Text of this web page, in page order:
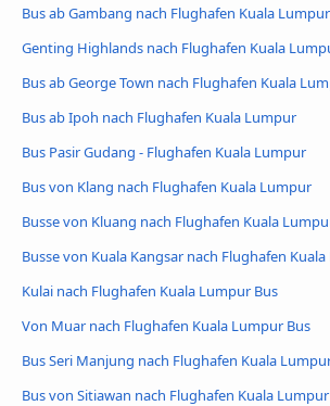
Bus ab Gambang nach Flughafen Kuala Lumpur
Genting Highlands nach Flughafen Kuala
Bus ab George Town nach Flughafen Kuala
Bus ab Ipoh nach Flughafen Kuala Lumpur
Bus Pasir Gudang - Flughafen Kuala Lumpur
Bus von Klang nach Flughafen Kuala Lumpur
Busse von Kluang nach Flughafen Kuala
Busse von Kuala Kangsar nach Flughafen
Kulai nach Flughafen Kuala Lumpur Bus
Von Muar nach Flughafen Kuala Lumpur Bus
Bus Seri Manjung nach Flughafen Kuala
Bus von Sitiawan nach Flughafen Kuala Lumpur